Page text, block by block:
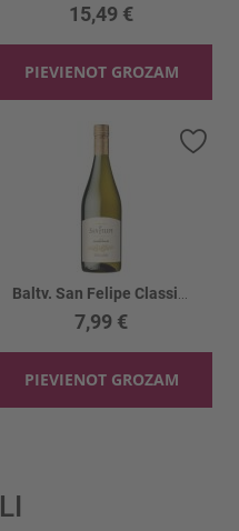
15,49 €
PIEVIENOT GROZAM
vēlmju sarakstam
7,99 €
PIEVIENOT GROZAM